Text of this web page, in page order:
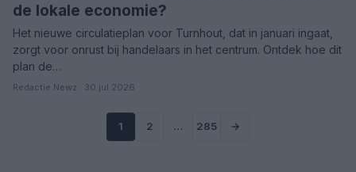
de lokale economie?
Het nieuwe circulatieplan voor Turnhout, dat in januari ingaat,
zorgt voor onrust bij handelaars in het centrum. Ontdek hoe dit
plan de…
Redactie Newz · 30 jul 2026
1 2 … 285 →